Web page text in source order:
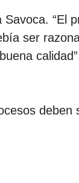
“El
ser
deben